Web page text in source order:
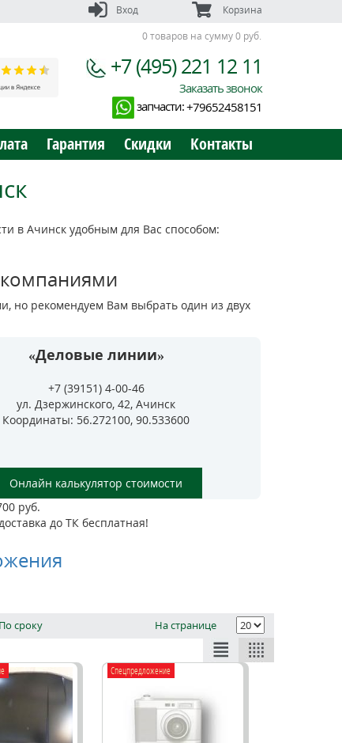
Корзина
0 товаров на сумму 0 руб.
Вход
+7 (495) 221 12 11
Заказать звонок
запчасти:+79652458151
Гарантия Скидки Контакты
в Ачинск удобным для Вас способом:
но рекомендуем Вам выбрать один из двух
«Деловые линии»
+7 (39151) 4-00-46
ул. Дзержинского, 42, Ачинск
Координаты: 56.272100, 90.533600
Онлайн калькулятор стоимости
руб.
до ТК бесплатная!
По сроку На странице
Спецпредложение